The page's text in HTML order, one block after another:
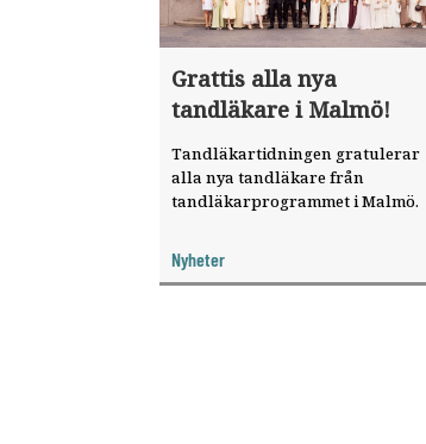
Grattis alla nya
tandläkare i Malmö!
Tandläkartidningen gratulerar
alla nya tandläkare från
tandläkarprogrammet i Malmö.
Nyheter